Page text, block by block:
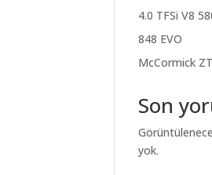
4.0 TFSi V8
848 EVO
McCormick
Son
yok.